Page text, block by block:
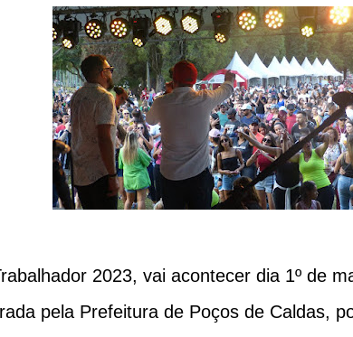
2023, vai acontecer dia 1º de
pela Prefeitura de Poços de Caldas,